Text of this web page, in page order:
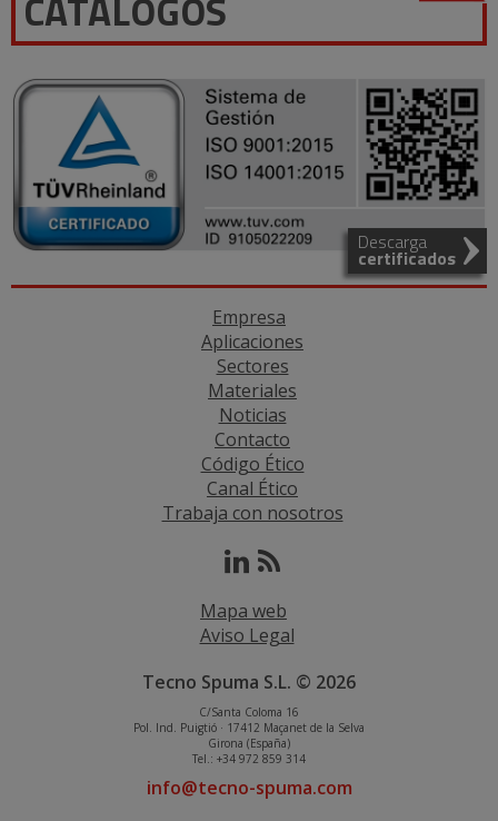
Descarga
certificados
Empresa
Aplicaciones
Sectores
Materiales
Noticias
Contacto
Código Ético
Canal Ético
Trabaja con nosotros
Mapa web
Aviso Legal
Tecno Spuma S.L. © 2026
C/Santa Coloma 16
Pol. Ind. Puigtió · 17412 Maçanet de la Selva
Girona (España)
Tel.: +34 972 859 314
info@tecno-spuma.com